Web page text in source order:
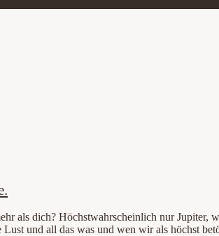
als dich? Höchstwahrscheinlich nur Jupiter,
und all das was und wen wir als höchst